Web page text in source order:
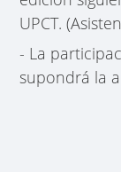
UPCT.
- La
supondrá la